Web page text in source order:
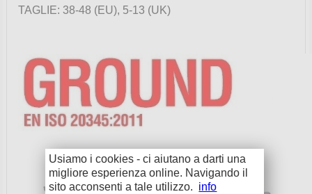
TAGLIE: 38-48 (EU), 5-13 (UK)
Usiamo i cookies - ci aiutano a darti una
migliore esperienza online. Navigando il
sito acconsenti a tale utilizzo. info